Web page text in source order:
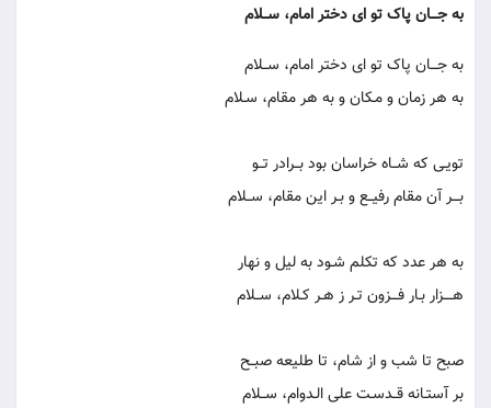
به جـــان پاک تو ای دختر امام، ســلام
به جـــان پاک تو ای دختر امام، ســلام
به هر زمان و مـکان و به هر مقام، سـلام
تویـی که شــاه خراسان بود بــرادر تــو
بـــر آن مقام رفیــع و بـر این مقام، ســلام
به هر عدد که تکلم شـود به لیل و نهار
هــــزار بـار فـــزون تـر ز هـر کـلام، ســلام
صبح تا شب و از شام، تا طلیعه صبــح
بر آستـانه قــدسـت علی الـدوام، ســلام